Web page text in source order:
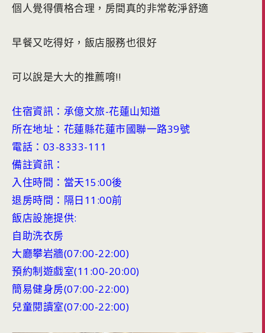
個人覺得價格合理，房間真的非常乾淨舒適
早餐又吃得好，飯店服務也很好
可以說是大大的推薦唷!!
住宿資訊：承億文旅-花蓮山知道
所在地址：花蓮縣花蓮市國聯一路39號
電話：03-8333-111
備註資訊：
入住時間：當天15:00後
退房時間：隔日11:00前
飯店設施提供:
自助洗衣房
大廳攀岩牆(07:00-22:00)
預約制遊戲室(11:00-20:00)
簡易健身房(07:00-22:00)
兒童閱讀室(07:00-22:00)